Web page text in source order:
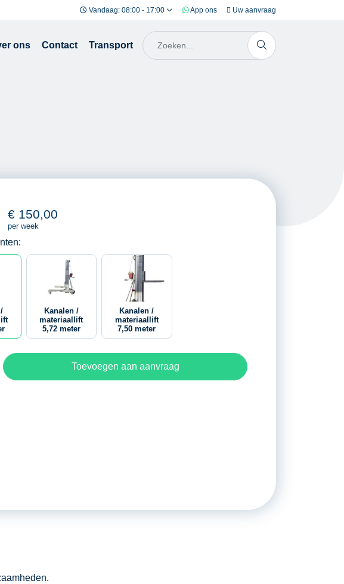
Vandaag: 08:00 - 17:00 App ons Uw aanvraag
ons Contact Transport
€ 150,00
per week
Kanalen /
materiaallift
5,72 meter
Kanalen /
materiaallift
7,50 meter
Toevoegen aan aanvraag